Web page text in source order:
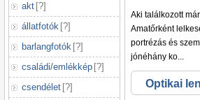
akt [?]
állatfotók [?]
barlangfotók [?]
családi/emlékkép [?]
csendélet [?]
Aki találkozott
Amatőrként
portrézás és
jónéhány ko...
Optikai